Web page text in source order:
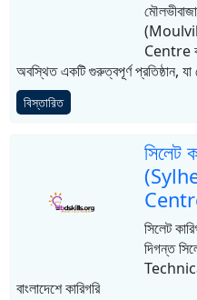
Centre
অবস্থিত একটি গুরুত্বপূর্ণ প্রতিষ্ঠান,
বিস্তারিত
সিলেট
সিলেট
দিগন্ত
বাংলাদেশে কারিগরি